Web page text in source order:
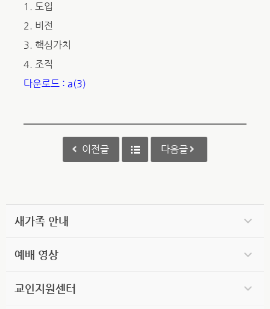
1. 도입
2. 비전
3. 핵심가치
4. 조직
다운로드 : a(3)
이전글 다음글
새가족 안내
예배 영상
교인지원센터